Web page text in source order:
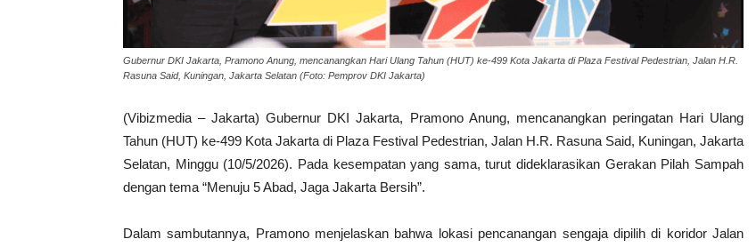
Gubernur DKI Jakarta, Pramono Anung, mencanangkan Hari Ulang Tahun (HUT) ke-499 Kota Jakarta di Plaza Festival Pedestrian, Jalan H.R.
Rasuna Said, Kuningan, Jakarta Selatan (Foto: Pemprov DKI Jakarta)
(Vibizmedia – Jakarta) Gubernur DKI Jakarta, Pramono Anung, mencanangkan peringatan Hari Ulang
Tahun (HUT) ke-499 Kota Jakarta di Plaza Festival Pedestrian, Jalan H.R. Rasuna Said, Kuningan, Jakarta
Selatan, Minggu (10/5/2026). Pada kesempatan yang sama, turut dideklarasikan Gerakan Pilah Sampah
dengan tema “Menuju 5 Abad, Jaga Jakarta Bersih”.
Dalam sambutannya, Pramono menjelaskan bahwa lokasi pencanangan sengaja dipilih di koridor Jalan